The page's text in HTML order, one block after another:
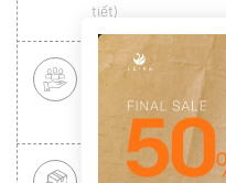
tiết)
CHÍNH SÁCH
đến dịch vụ ( Xem chi
ĐỔI HÀNG